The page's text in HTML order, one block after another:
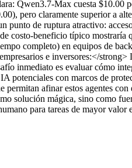
Qwen3.7-Max cuesta
pero claramente superior a
punto de ruptura atractivo:
costo-beneficio típico
completo) en equipos de
e inversores:</
inmediato es evaluar cómo
potenciales con marcos de
afinar estos agentes
solución mágica, sino como
para tareas de mayor valor